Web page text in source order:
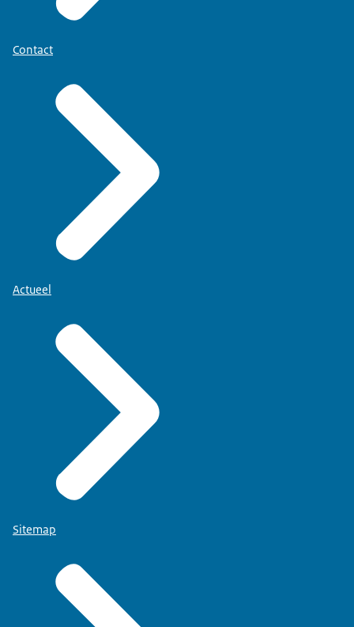
Contact
Actueel
Sitemap